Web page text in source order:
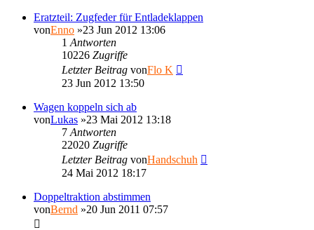
Eratzteil: Zugfeder für Entladeklappen
vonEnno »23 Jun 2012 13:06
1 Antworten
10226 Zugriffe
Letzter Beitrag vonFlo K
23 Jun 2012 13:50
Wagen koppeln sich ab
vonLukas »23 Mai 2012 13:18
7 Antworten
22020 Zugriffe
Letzter Beitrag vonHandschuh
24 Mai 2012 18:17
Doppeltraktion abstimmen
vonBernd »20 Jun 2011 07:57